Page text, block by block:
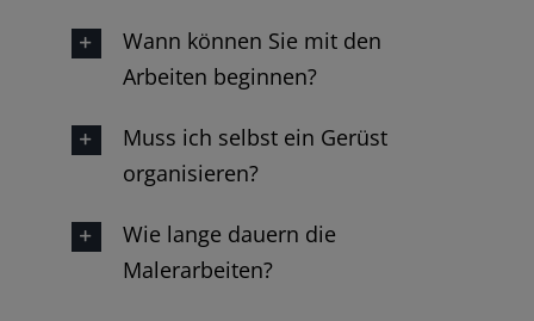
Wann können Sie mit den
Arbeiten beginnen?
Muss ich selbst ein Gerüst
organisieren?
Wie lange dauern die
Malerarbeiten?